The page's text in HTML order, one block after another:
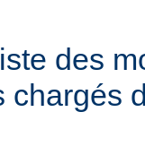
des
chargés